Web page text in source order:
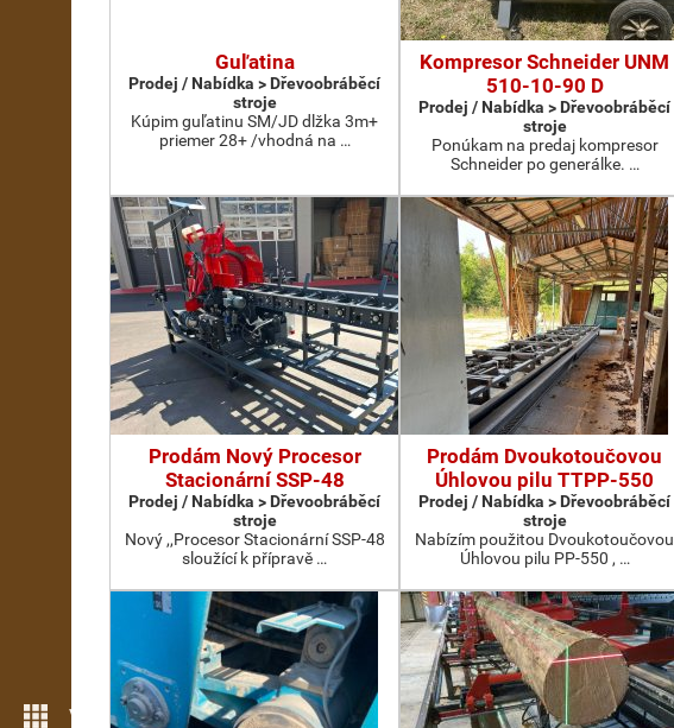
Více možností
Guľatina
Prodej / Nabídka > Dřevoobráběcí
stroje
Kúpim guľatinu SM/JD dlžka 3m+
priemer 28+ /vhodná na …
Kompresor Schneider UNM
510-10-90 D
Prodej / Nabídka > Dřevoobráběcí
stroje
Ponúkam na predaj kompresor
Schneider po generálke. …
Prodám Nový Procesor
Stacionární SSP-48
Prodej / Nabídka > Dřevoobráběcí
stroje
Nový ,,Procesor Stacionární SSP-48
sloužící k přípravě …
Prodám Dvoukotoučovou
Úhlovou pilu TTPP-550
Prodej / Nabídka > Dřevoobráběcí
stroje
Nabízím použitou Dvoukotoučovou
Úhlovou pilu PP-550 , …